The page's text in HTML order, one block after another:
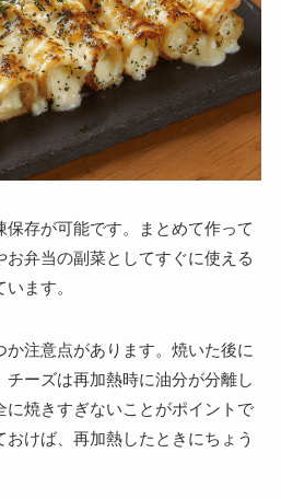
存が可能です。まとめて作って
弁当の副菜としてすぐに使える
ます。
注意点があります。焼いた後に
ーズは再加熱時に油分が分離し
に焼きすぎないことがポイントで
けば、再加熱したときにちょう